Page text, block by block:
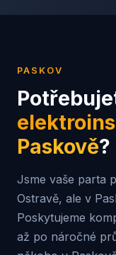
PASKOV
Paskově?
Jsme vaše parta
Ostravě, ale v
Poskytujeme
až po náročné